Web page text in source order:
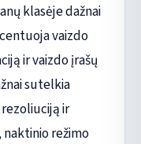
klasėje dažnai
vaizdo
ir vaizdo įrašų
sutelkia
ir
režimo